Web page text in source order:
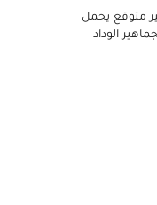
متوقع يحمل
الوداد